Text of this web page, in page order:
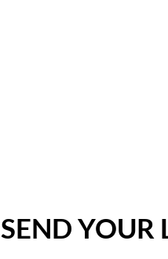
SEND YOUR